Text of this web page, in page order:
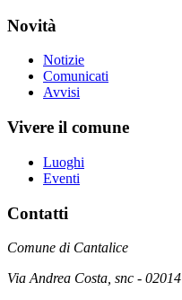
Novità
Notizie
Comunicati
Avvisi
Vivere il comune
Luoghi
Eventi
Contatti
Comune di Cantalice
Via Andrea Costa, snc -